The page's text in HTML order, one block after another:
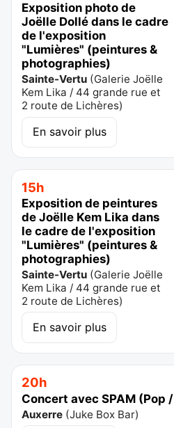
Exposition photo de
Joëlle Dollé dans le cadre
de l'exposition
"Lumières" (peintures &
photographies)
Sainte-Vertu (Galerie Joëlle
Kem Lika / 44 grande rue et
2 route de Lichères)
En savoir plus
15h
Exposition de peintures
de Joëlle Kem Lika dans
le cadre de l'exposition
"Lumières" (peintures &
photographies)
Sainte-Vertu (Galerie Joëlle
Kem Lika / 44 grande rue et
2 route de Lichères)
En savoir plus
20h
Concert avec SPAM (Pop
Auxerre (Juke Box Bar)